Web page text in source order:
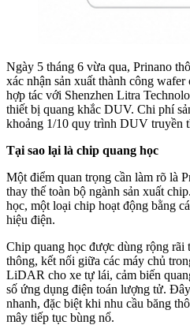
Ngày 5 tháng 6 vừa qua, Prinano
xác nhận sản xuất thành công
hợp tác với Shenzhen Litra
thiết bị quang khắc DUV. Chi phí
khoảng 1/10 quy trình DUV truyền
Tại sao lại là chip quang học
Một điểm quan trọng cần làm rõ là
thay thế toàn bộ ngành sản xuất
học, một loại chip hoạt động bằng
hiệu điện.
Chip quang học được dùng rộng rãi
thông, kết nối giữa các máy chủ
LiDAR cho xe tự lái, cảm biến
số ứng dụng điện toán lượng tử.
nhanh, đặc biệt khi nhu cầu băng
mây tiếp tục bùng nổ.